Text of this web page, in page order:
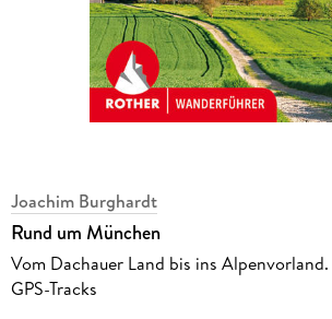
Joachim Burghardt
Rund um München
Vom Dachauer Land bis ins
GPS-Tracks